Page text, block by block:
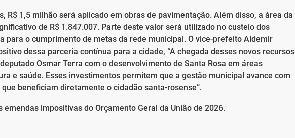
R$ 1,5 milhão será aplicado em obras de pavimentação. Além disso, a área da
de R$ 1.847.007. Parte deste valor será utilizado no custeio dos
para o cumprimento de metas da rede municipal. O vice-prefeito Aldemir
dessa parceria contínua para a cidade, “A chegada desses novos recursos
Osmar Terra com o desenvolvimento de Santa Rosa em áreas
e saúde. Esses investimentos permitem que a gestão municipal avance com
beneficiam diretamente o cidadão santa-rosense”.
impositivas do Orçamento Geral da União de 2026.